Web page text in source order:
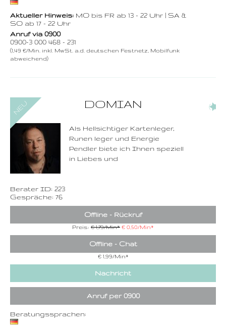
Aktueller Hinweis: MO bis FR ab 13 - 22 Uhr | SA &
SO ab 17 - 22 Uhr
Anruf via 0900
0900-3 000 468 - 231
(1,49 €/Min. inkl. MwSt. a.d. deutschen Festnetz, Mobilfunk
abweichend)
DOMIAN (4)
Als Hellsichtiger Kartenleger,
Runen leger und Energie
Pendler biete ich Ihnen speziell
in Liebes und
Berater ID: 223
Gespräche: 76
Offline - Rückruf
Preis: € 1,79/Min* € 0,50/Min*
Offline - Chat
€ 1,99/Min*
Nachricht
Anruf per 0900
0900-3 000 468 - 223
1,49 €/Min. inkl. MwSt.
Wählen Sie diese
Rufnummer inklusive
dem Beratercode
Zurück
Beratungssprachen: